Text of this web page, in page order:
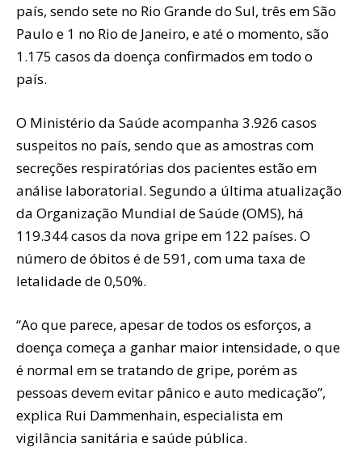
país, sendo sete no Rio Grande do Sul, três em São
Paulo e 1 no Rio de Janeiro, e até o momento, são
1.175 casos da doença confirmados em todo o
país.
O Ministério da Saúde acompanha 3.926 casos
suspeitos no país, sendo que as amostras com
secreções respiratórias dos pacientes estão em
análise laboratorial. Segundo a última atualização
da Organização Mundial de Saúde (OMS), há
119.344 casos da nova gripe em 122 países. O
número de óbitos é de 591, com uma taxa de
letalidade de 0,50%.
“Ao que parece, apesar de todos os esforços, a
doença começa a ganhar maior intensidade, o que
é normal em se tratando de gripe, porém as
pessoas devem evitar pânico e auto medicação”,
explica Rui Dammenhain, especialista em
vigilância sanitária e saúde pública.